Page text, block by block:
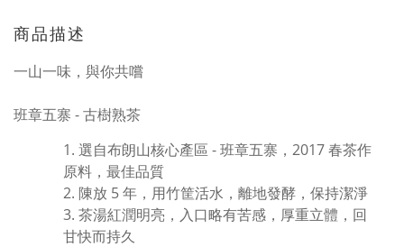
商品描述
一山一味，與你共嚐
班章五寨 - 古樹熟茶
選自布朗山核心產區 - 班章五寨，2017 春茶作
原料，最佳品質
陳放 5 年，用竹筐活水，離地發酵，保持潔淨
茶湯紅潤明亮，入口略有苦感，厚重立體，回
甘快而持久